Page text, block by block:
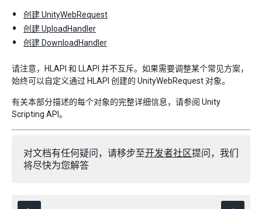
创建 UnityWebRequest
创建 UploadHandler
创建 DownloadHandler
请注意，HLAPI 和 LLAPI 并不互斥。如果需要调整某个常见方案，
始终可以自定义通过 HLAPI 创建的 UnityWebRequest 对象。
有关本部分描述的每个对象的完整详细信息，请参阅 Unity
Scripting API。
对文档有任何疑问，请移步至开发者社区提问，我们
将尽快为您解答